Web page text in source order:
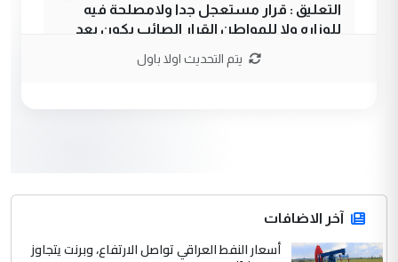
التعليق : قرار مستعجل جدا ولامصلحة فيه
للوزاره ولا للمواطن القرار الصائب يكون بعد
جنسية الرافد الثالث للعراق ومن اصول عريقة
ابا فرات ...
الموضوع : الجواهري يرد على صدام حسين سل
يتم التحديث اولا باول
آخر الاضافات
أسعار النفط العراقي تواصل الارتفاع، وبرنت يتجاوز